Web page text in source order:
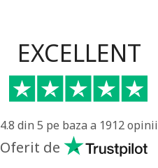
EXCELLENT
4.8 din 5 pe baza a 1912 opinii
Oferit de